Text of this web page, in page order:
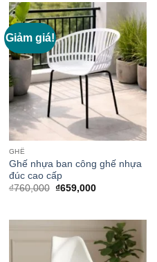
Giảm giá!
GHẾ
Ghế nhựa ban công ghế nhựa
đúc cao cấp
₫760,000 Giá
₫659,000Giá
₫659,000.